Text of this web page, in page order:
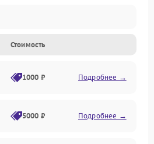
Стоимость
1000 ₽ Подробнее →
5000 ₽ Подробнее →